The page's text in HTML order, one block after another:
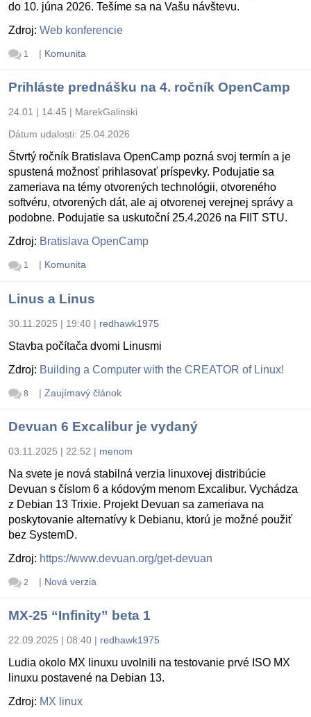
do 10. júna 2026. Tešíme sa na Vašu návštevu.
Zdroj: Web konferencie
1 | Komunita
Prihláste prednášku na 4. ročník OpenCamp
24.01 | 14:45 | MarekGalinski
Dátum udalosti: 25.04.2026
Štvrtý ročník Bratislava OpenCamp pozná svoj termín a je
spustená možnosť prihlasovať príspevky. Podujatie sa
zameriava na témy otvorených technológii, otvoreného
softvéru, otvorených dát, ale aj otvorenej verejnej správy a
podobne. Podujatie sa uskutoční 25.4.2026 na FIIT STU.
Zdroj: Bratislava OpenCamp
1 | Komunita
Linus a Linus
30.11.2025 | 19:40 | redhawk1975
Stavba počítača dvomi Linusmi
Zdroj: Building a Computer with the CREATOR of Linux!
8 | Zaujímavý článok
Devuan 6 Excalibur je vydaný
03.11.2025 | 22:52 | menom
Na svete je nová stabilná verzia linuxovej distribúcie
Devuan s číslom 6 a kódovým menom Excalibur. Vychádza
z Debian 13 Trixie. Projekt Devuan sa zameriava na
poskytovanie alternatívy k Debianu, ktorú je možné použiť
bez SystemD.
Zdroj: https://www.devuan.org/get-devuan
2 | Nová verzia
MX-25 “Infinity” beta 1
22.09.2025 | 08:40 | redhawk1975
Ludia okolo MX linuxu uvolnili na testovanie prvé ISO MX
linuxu postavené na Debian 13.
Zdroj: MX linux